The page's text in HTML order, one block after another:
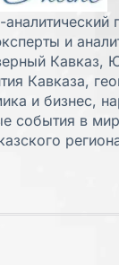
и
Кавказ,
Кавказа,
и бизнес,
события в